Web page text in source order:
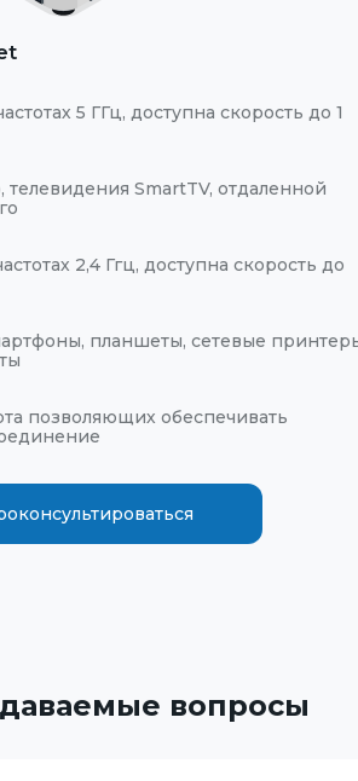
5 ГГц, доступна скорость до 1
телевидения SmartTV, отдаленной
2,4 Ггц, доступна скорость до
планшеты, сетевые
позволяющих обеспечивать
вопросы